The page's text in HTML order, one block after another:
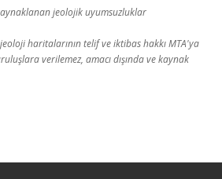
jeolojik uyumsuzluklar
haritalarının telif ve iktibas hakkı MTA'ya
verilemez, amacı dışında ve kaynak